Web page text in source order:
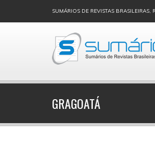
SUMÁRIOS DE REVISTAS BRASILEIRAS,
GRAGOATÁ